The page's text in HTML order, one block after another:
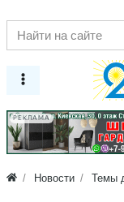
РЕКЛАМА
Новости Темы